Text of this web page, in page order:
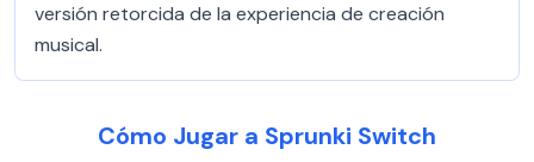
versión retorcida de la experiencia de creación
musical.
Cómo Jugar a Sprunki Switch